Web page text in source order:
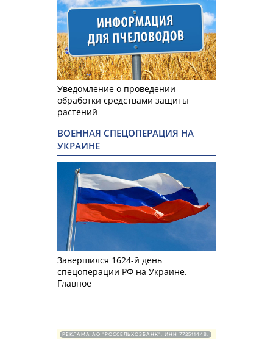
Уведомление о проведении
обработки средствами защиты
растений
ВОЕННАЯ СПЕЦОПЕРАЦИЯ НА
УКРАИНЕ
Завершился 1624-й день
спецоперации РФ на Украине.
Главное
РЕКЛАМА АО "РОССЕЛЬХОЗБАНК". ИНН 772511448.